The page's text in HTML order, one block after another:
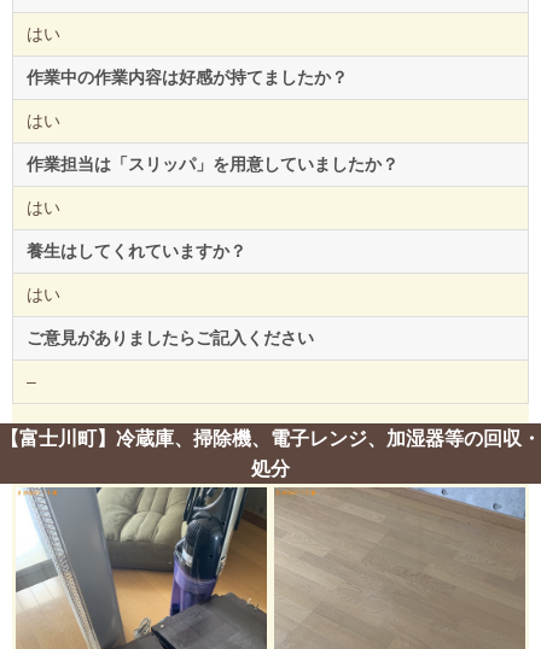
はい
作業中の作業内容は好感が持てましたか？
はい
作業担当は「スリッパ」を用意していましたか？
はい
養生はしてくれていますか？
はい
ご意見がありましたらご記入ください
–
【富士川町】冷蔵庫、掃除機、電子レンジ、加湿器等の回収・
処分